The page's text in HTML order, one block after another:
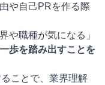
や自己PRを作る際
や職種が気になる」
歩を踏み出すことを
ことで、業界理解